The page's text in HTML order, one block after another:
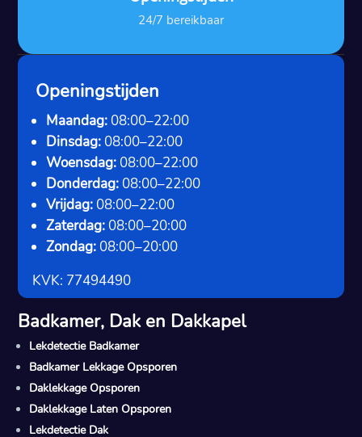
24/7 bereikbaar
Openingstijden
Maandag: 08:00–22:00
Dinsdag: 08:00–22:00
Woensdag: 08:00–22:00
Donderdag: 08:00–22:00
Vrijdag: 08:00–22:00
Zaterdag: 08:00–20:00
Zondag: 08:00–20:00
KVK: 77494490
Badkamer, Dak en Dakkapel
Lekdetectie Badkamer
Badkamer Lekkage Opsporen
Daklekkage Opsporen
Daklekkage Laten Opsporen
Lekdetectie Dak